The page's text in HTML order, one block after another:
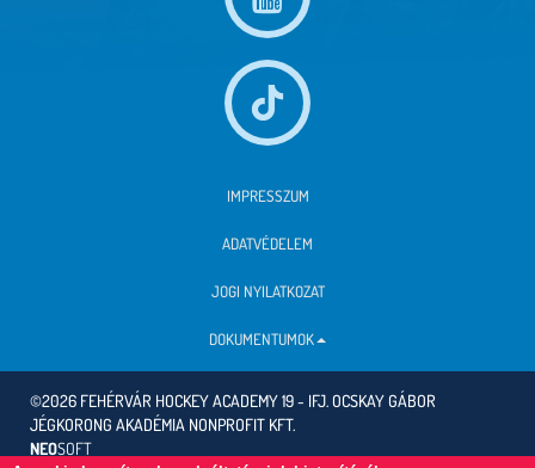
IMPRESSZUM
ADATVÉDELEM
JOGI NYILATKOZAT
DOKUMENTUMOK
©2026 FEHÉRVÁR HOCKEY ACADEMY 19 - IFJ. OCSKAY GÁBOR
JÉGKORONG AKADÉMIA NONPROFIT KFT.
NEOSOFT